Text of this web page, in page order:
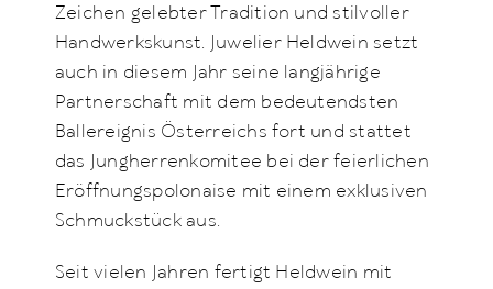
Zeichen gelebter Tradition und stilvoller
Handwerkskunst. Juwelier Heldwein setzt
auch in diesem Jahr seine langjährige
Partnerschaft mit dem bedeutendsten
Ballereignis Österreichs fort und stattet
das Jungherrenkomitee bei der feierlichen
Eröffnungspolonaise mit einem exklusiven
Schmuckstück aus.
Seit vielen Jahren fertigt Heldwein mit